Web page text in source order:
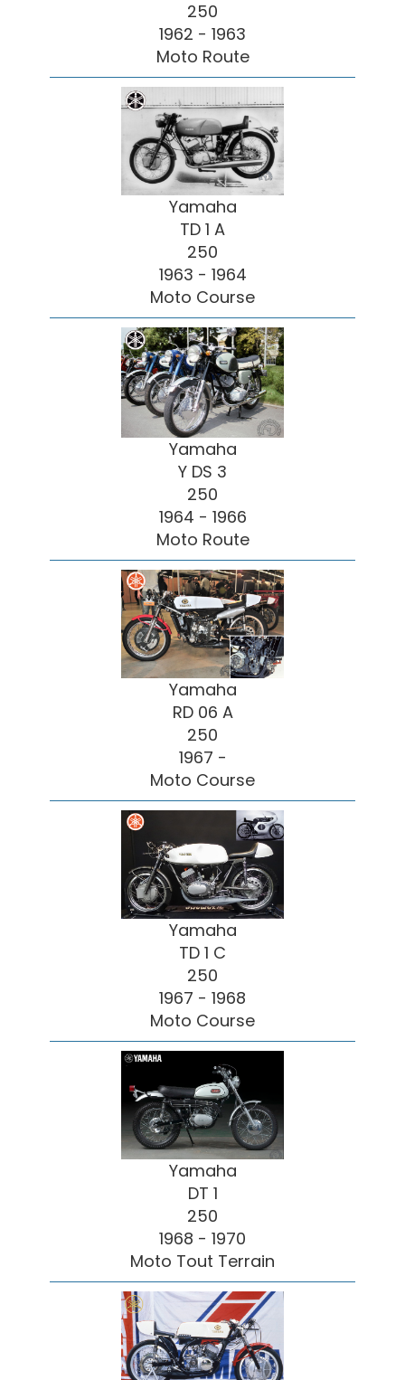
250
1962 - 1963
Moto Route
Yamaha
TD 1 A
250
1963 - 1964
Moto Course
Yamaha
Y DS 3
250
1964 - 1966
Moto Route
Yamaha
RD 06 A
250
1967 -
Moto Course
Yamaha
TD 1 C
250
1967 - 1968
Moto Course
Yamaha
DT 1
250
1968 - 1970
Moto Tout Terrain